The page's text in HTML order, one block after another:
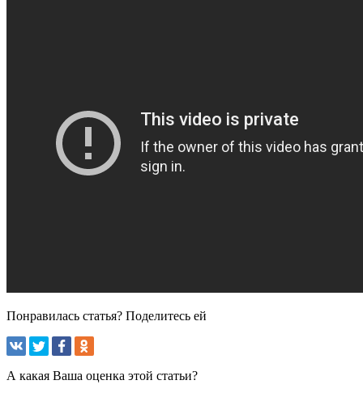
Понравилась статья? Поделитесь ей
А какая Ваша оценка этой статьи?